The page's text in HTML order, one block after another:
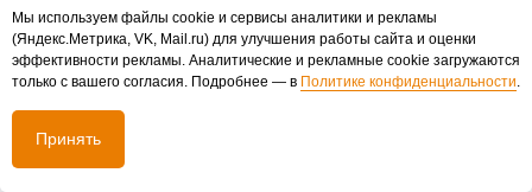
Резекция слухового прохода у
кошки
5700 ₽
Резекция слухового прохода у
собаки
8600 ₽
Оперативное лечение гематомы
Мы используем файлы cookie и сервисы аналитики и рекламы
(Яндекс.Метрика, VK, Mail.ru) для улучшения работы сайта и оценки
эффективности рекламы. Аналитические и рекламные cookie загружаются
только с вашего согласия. Подробнее — в Политике конфиденциальности
Принять